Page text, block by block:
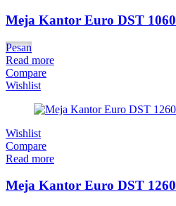
Meja Kantor Euro DST 1060
Pesan
Read more
Compare
Wishlist
Wishlist
Compare
Read more
Meja Kantor Euro DST 1260